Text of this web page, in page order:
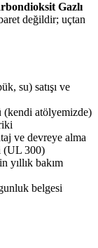
Gazlı
değildir; uçtan
su) satışı ve
atölyemizde)
ve devreye alma
(UL 300)
yıllık bakım
belgesi